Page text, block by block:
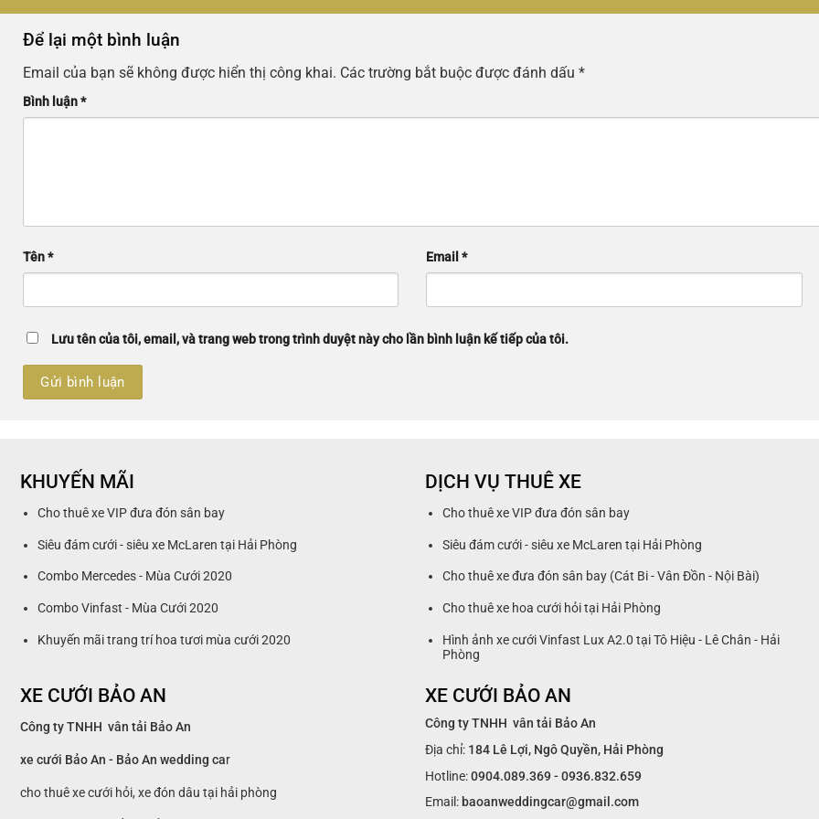
đếnĐể lại một bình luận
Email của bạn sẽ không được hiển thị công khai. Các trường bắt buộc được đánh dấu *
Bình luận*
Tên* Email*
Lưu tên của tôi, email, và trang web trong trình duyệt này cho lần bình luận kế tiếp của tôi.
KHUYẾN MÃI
Cho thuê xe VIP đưa đón sân bay
Siêu đám cưới - siêu xe McLaren tại Hải Phòng
Combo Mercedes - Mùa Cưới 2020
Combo Vinfast - Mùa Cưới 2020
Khuyến mãi trang trí hoa tươi mùa cưới 2020
DỊCH VỤ THUÊ XE
Cho thuê xe VIP đưa đón sân bay
Siêu đám cưới - siêu xe McLaren tại Hải Phòng
Cho thuê xe đưa đón sân bay (Cát Bi - Vân Đồn - Nội Bài)
Cho thuê xe hoa cưới hỏi tại Hải Phòng
Hình ảnh xe cưới Vinfast Lux A2.0 tại Tô Hiệu - Lê Chân - Hải
Phòng
XE CƯỚI BẢO AN
Công ty TNHH vân tải Bảo An
xe cưới Bảo An - Bảo An wedding car
cho thuê xe cưới hỏi, xe đón dâu tại hải phòng
XE CƯỚI BẢO AN
Công ty TNHH vân tải Bảo An
Địa chỉ: 184 Lê Lợi, Ngô Quyền, Hải Phòng
Hotline:0904.089.369 - 0936.832.659
Email: baoanweddingcar@gmail.com